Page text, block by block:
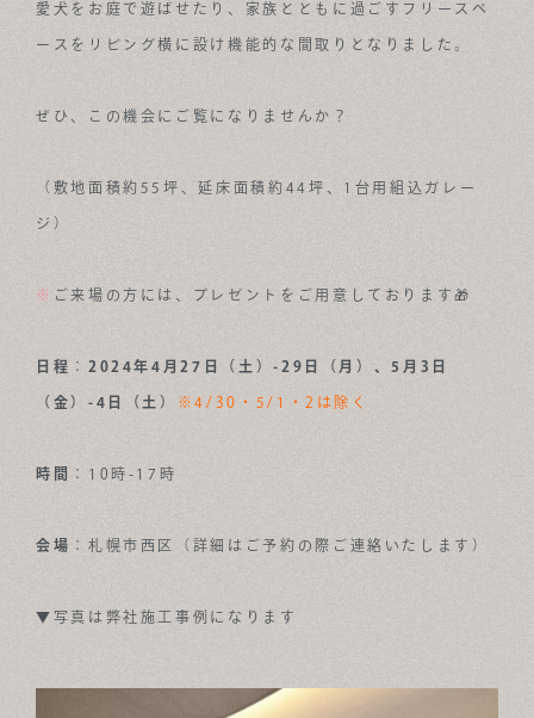
愛犬をお庭で遊ばせたり、家族とともに過ごすフリースペ
ースをリビング横に設け機能的な間取りとなりました。
ぜひ、この機会にご覧になりませんか？
（敷地面積約55坪、延床面積約44坪、1台用組込ガレー
ジ）
※ ご来場の方には、プレゼントをご用意しております🎁
日程 ： 2024年4月27日（土）-29日（月）、5月3日
（金）-4日（土） ※4/30・5/1・2は除く
時間 ：10時-17時
会場 ：札幌市西区（詳細はご予約の際ご連絡いたします）
▼写真は弊社施工事例になります